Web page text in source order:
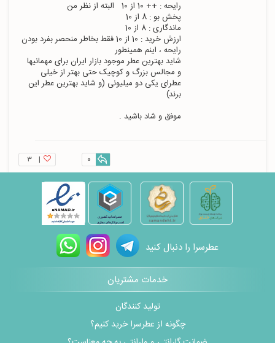
ارزش خرید : 10 از 10 فقط بخاطر منحصر بفرد بودن
رایحه ، اینم همینطور
شاید بهترین عطر موجود بازار ایران برای مهمانیها
عطرای یکی دو میلیونی (و شاید بهترین عطر این
برند)
موفق و شاد باشید .
| ۳ 0
عطرسرا را دنبال کنید
خدمات مشتریان
تولید کنندگان
چگونه از عطرسرا خرید کنیم؟